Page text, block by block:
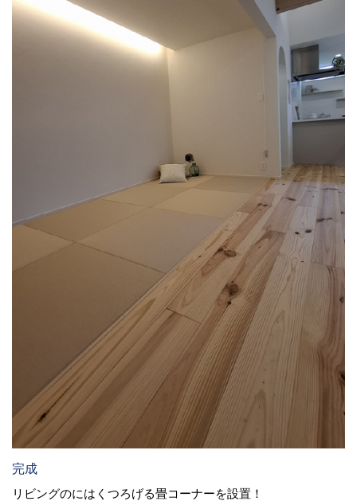
完成
リビングのにはくつろげる畳コーナーを設置！